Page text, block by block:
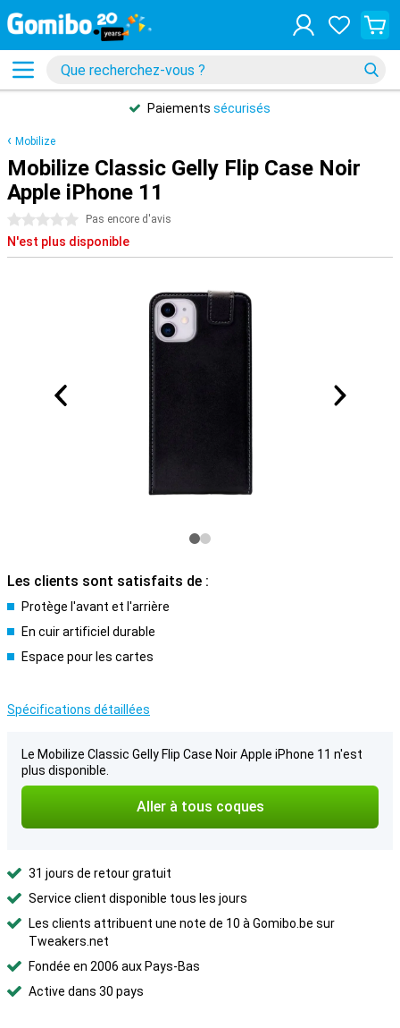
Paiements sécurisés
Mobilize
Mobilize Classic Gelly Flip Case Noir
Apple iPhone 11
0 étoiles Pas encore d'avis
N'est plus disponible
Les clients sont satisfaits de :
Protège l'avant et l'arrière
En cuir artificiel durable
Espace pour les cartes
Spécifications détaillées
Le Mobilize Classic Gelly Flip Case Noir Apple iPhone 11 n'est
plus disponible.
Aller à tous coques
31 jours de retour gratuit
Service client disponible tous les jours
Les clients attribuent une note de 10 à Gomibo.be sur
Tweakers.net
Fondée en 2006 aux Pays-Bas
Active dans 30 pays